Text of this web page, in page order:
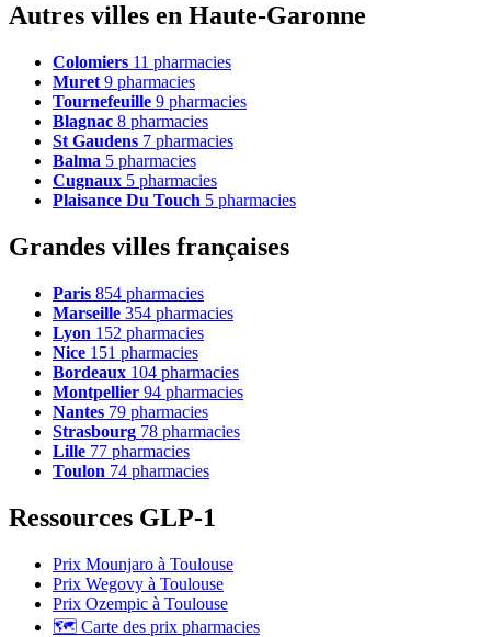
Autres villes en Haute-Garonne
Colomiers 11 pharmacies
Muret 9 pharmacies
Tournefeuille 9 pharmacies
Blagnac 8 pharmacies
St Gaudens 7 pharmacies
Balma 5 pharmacies
Cugnaux 5 pharmacies
Plaisance Du Touch 5 pharmacies
Grandes villes françaises
Paris 854 pharmacies
Marseille 354 pharmacies
Lyon 152 pharmacies
Nice 151 pharmacies
Bordeaux 104 pharmacies
Montpellier 94 pharmacies
Nantes 79 pharmacies
Strasbourg 78 pharmacies
Lille 77 pharmacies
Toulon 74 pharmacies
Ressources GLP-1
Prix Mounjaro à Toulouse
Prix Wegovy à Toulouse
Prix Ozempic à Toulouse
🗺️ Carte des prix pharmacies